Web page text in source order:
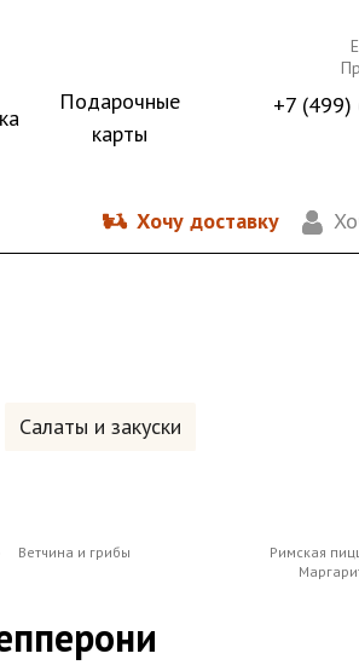
Подарочные
карты
+7
Хочу доставку
Салаты и закуски
Ветчина и грибы
Римская